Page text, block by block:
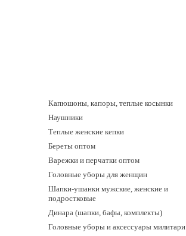
Капюшоны, капоры, теплые косынки
Наушники
Теплые женские кепки
Береты оптом
Варежки и перчатки оптом
Головные уборы для женщин
Шапки-ушанки мужские, женские и
подростковые
Динара (шапки, бафы, комплекты)
Головные уборы и аксессуары милитари